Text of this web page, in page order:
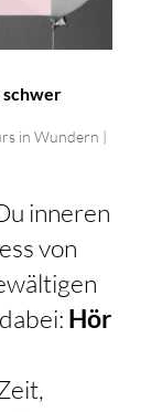
schwer
in Wundern |
inneren
von
Hör